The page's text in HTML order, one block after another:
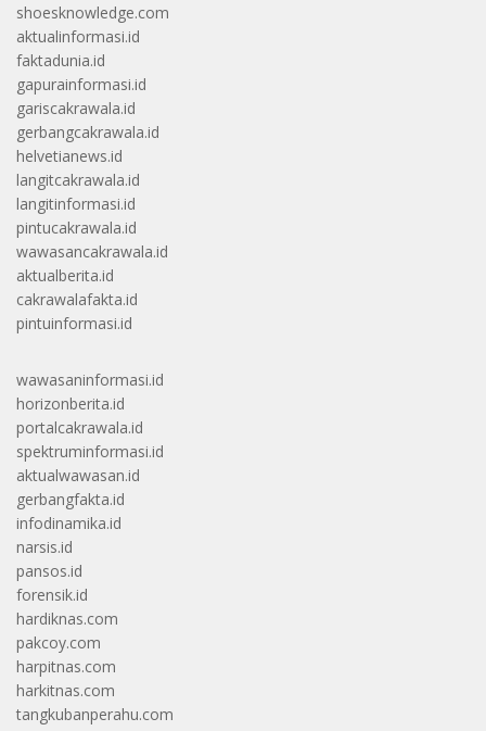
shoesknowledge.com
aktualinformasi.id
faktadunia.id
gapurainformasi.id
gariscakrawala.id
gerbangcakrawala.id
helvetianews.id
langitcakrawala.id
langitinformasi.id
pintucakrawala.id
wawasancakrawala.id
aktualberita.id
cakrawalafakta.id
pintuinformasi.id
wawasaninformasi.id
horizonberita.id
portalcakrawala.id
spektruminformasi.id
aktualwawasan.id
gerbangfakta.id
infodinamika.id
narsis.id
pansos.id
forensik.id
hardiknas.com
pakcoy.com
harpitnas.com
harkitnas.com
tangkubanperahu.com